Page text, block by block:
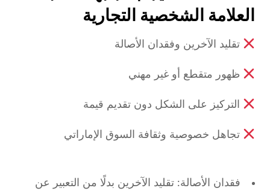
العلامة الشخصية التجارية
تقليد الآخرين وفقدان الأصالة
ظهور متقطع أو غير مهني
التركيز على الشكل دون تقديم قيمة
تجاهل خصوصية وثقافة السوق الإماراتي
فقدان الأصالة: تقليد الآخرين بدلًا من التعبير عن